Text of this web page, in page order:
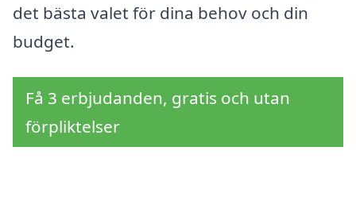
det bästa valet för dina behov och din
budget.
Få 3 erbjudanden, gratis och utan
förpliktelser